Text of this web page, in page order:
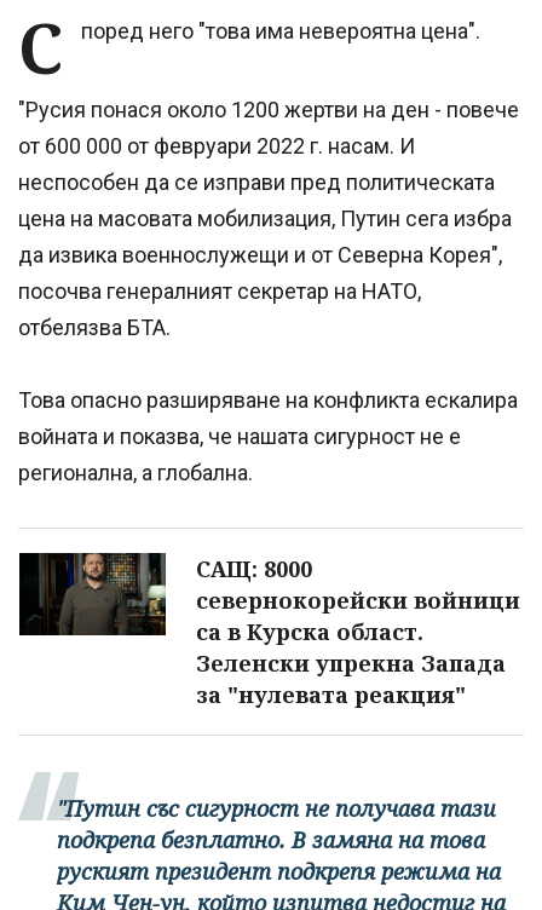
С поред него "това има невероятна цена".
"Русия понася около 1200 жертви на ден - повече
от 600 000 от февруари 2022 г. насам. И
неспособен да се изправи пред политическата
цена на масовата мобилизация, Путин сега избра
да извика военнослужещи и от Северна Корея",
посочва генералният секретар на НАТО,
отбелязва БТА.
Това опасно разширяване на конфликта ескалира
войната и показва, че нашата сигурност не е
регионална, а глобална.
САЩ: 8000
севернокорейски войници
са в Курска област.
Зеленски упрекна Запада
за "нулевата реакция"
"Путин със сигурност не получава тази
подкрепа безплатно. В замяна на това
руският президент подкрепя режима на
Ким Чен-ун, който изпитва недостиг на